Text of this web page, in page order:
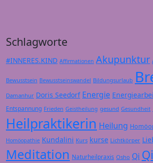
Schlagworte
#INNERES.KIND Affirmationen Akupunktur
Bewusstsein Bewusstseinswandel Bildungsurlaub
Damanhur Doris Seedorf Energie
Entspannung Frieden Geistheilung gesund Gesundheit
Heilpraktikerin Heilung
Homöopathie Kundalini Kurs kurse Lichtkörper
Meditation Naturheilpraxis Osho Qi